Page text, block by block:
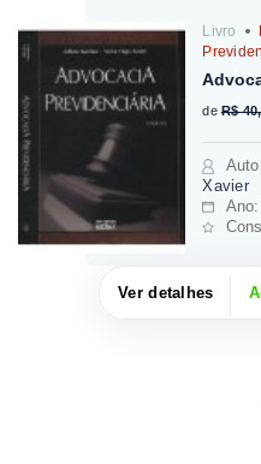
Livro
de R$
Xavier
Ano:
Ver detalhes